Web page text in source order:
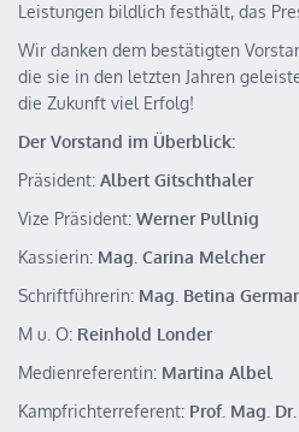
Leistungen bildlich festhält, das
Wir danken dem bestätigten
die sie in den letzten Jahren
die Zukunft viel Erfolg!
Der Vorstand im Überblick:
Präsident: Albert Gitschthaler
Vize Präsident: Werner Pullnig
Kassierin: Mag. Carina Melcher
Schriftführerin: Mag. Betina
M u. O: Reinhold Londer
Medienreferentin: Martina Albel
Kampfrichterreferent: Prof. Mag.